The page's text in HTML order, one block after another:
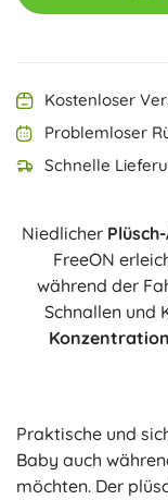
Kostenloser
Problemloser
Schnelle
Niedlicher
FreeON
während der
Schnallen und
Praktische und
Baby auch
möchten. Der